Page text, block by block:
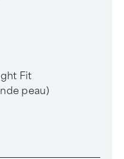
Fit
peau)